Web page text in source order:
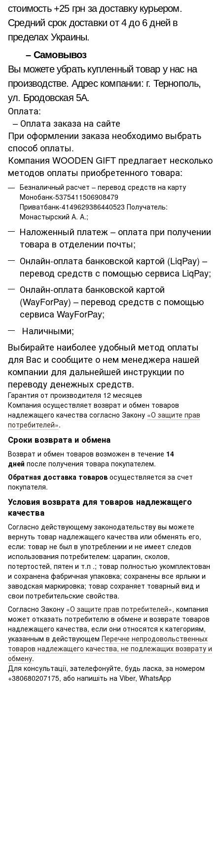
стоимость +25 грн за доставку курьером.
Средний срок доставки от 4 до 6 дней в
пределах Украины.
– Самовывоз
Вы можете убрать купленный товар у нас на
производстве. Адрес компании: г. Тернополь,
ул. Бродовская 5А.
Оплата:
– Оплата заказа на сайте
При оформлении заказа необходимо выбрать
способ оплаты.
Компания WOODEN GIFT предлагает несколько
методов оплаты приобретенного товара:
Безналичный расчет – перевод средств на карту
Монобанк-5375411506908479
Приватбанк-4149629386440523 Получатель:
Монастырский А. А.;
Наложенный платеж – оплата при получении
товара в отделении почты;
Онлайн-оплата банковской картой (LiqPay) –
перевод средств с помощью сервиса LiqPay;
Онлайн-оплата банковской картой
(WayForPay) – перевод средств с помощью
сервиса WayForPay;
Наличными;
Выбирайте наиболее удобный метод оплаты
для Вас и сообщите о нем менеджера нашей
компании для дальнейшей инструкции по
переводу денежных средств.
Гарантия от производителя 12 месяцев
Компания осуществляет возврат и обмен товаров
надлежащего качества согласно Закону «О защите прав
потребителей».
Сроки возврата и обмена
Возврат и обмен товаров возможен в течение 14
дней после получения товара покупателем.
Обратная доставка товаров осуществляется за счет
покупателя.
Условия возврата для товаров надлежащего
качества
Согласно действующему законодательству вы можете
вернуть товар надлежащего качества или обменять его,
если: товар не был в употреблении и не имеет следов
использования потребителем: царапин, сколов,
потертостей, пятен и т.п .; товар полностью укомплектован
и сохранена фабричная упаковка; сохранены все ярлыки и
заводская маркировка; товар сохраняет товарный вид и
свои потребительские свойства.
Согласно Закону «О защите прав потребителей», компания
может отказать потребителю в обмене и возврате товаров
надлежащего качества, если они относятся к категориям,
указанным в действующем Перечне непродовольственных
товаров надлежащего качества, не подлежащих возврату и
обмену.
Для консультації, зателефонуйте, будь ласка, за номером
+380680207175, або напишіть на Viber, WhatsApp